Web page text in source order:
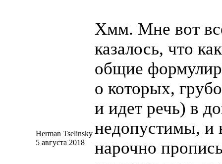
Herman Tselinsky
5 августа 2018
Хмм. Мне вот
казалось, что
общие
о которых,
и идет речь) в
недопустимы, и
нарочно